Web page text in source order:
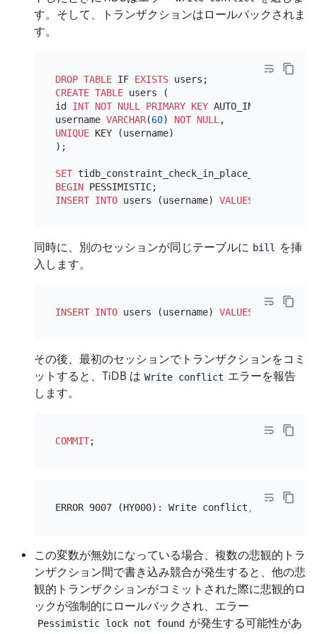
す。そして、トランザクションはロールバックされま
す。
DROP TABLE IF EXISTS
CREATE TABLE users (
id INT NOT NULL PRIMARY KEY AUTO_INCREMENT,
username VARCHAR(60) NOT NULL
UNIQUE KEY (username)
);
SET
BEGIN
INSERT INTO users (username) VALUES
同時に、別のセッションが同じテーブルに bill
を挿
入します。
INSERT INTO users (username) VALUES
その後、最初のセッションでトランザクションをコミ
ットすると、TiDB は Write conflict エラーを報告
します。
COMMIT
この変数が無効になっている場合、複数の悲観的トラ
ンザクション間で書き込み競合が発生すると、他の悲
観的トランザクションがコミットされた際に悲観的ロ
ックが強制的にロールバックされ、エラー
Pessimistic lock not found が発生する可能性があ